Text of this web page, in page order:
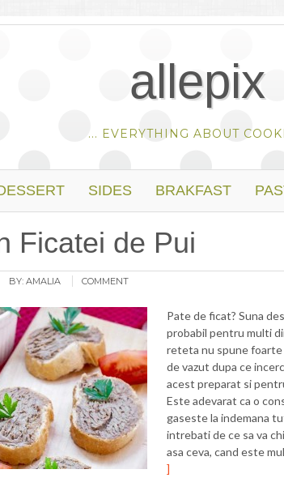
allepix
... EVERYTHING ABOUT
SIDES BRAKFAST
Ficatei de Pui
BY: AMALIA COMMENT
Pate de ficat? Suna
probabil pentru multi
reteta nu spune foarte
de vazut dupa ce
acest preparat si
Este adevarat ca o
gaseste la indemana
intrebati de ce sa va
asa ceva, cand este
]